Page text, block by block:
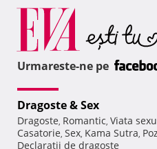
Urmareste-ne pe
Dragoste & Sex
Dragoste, Romantic, Viata
Casatorie, Sex, Kama Sutra,
Declaratii de dragoste